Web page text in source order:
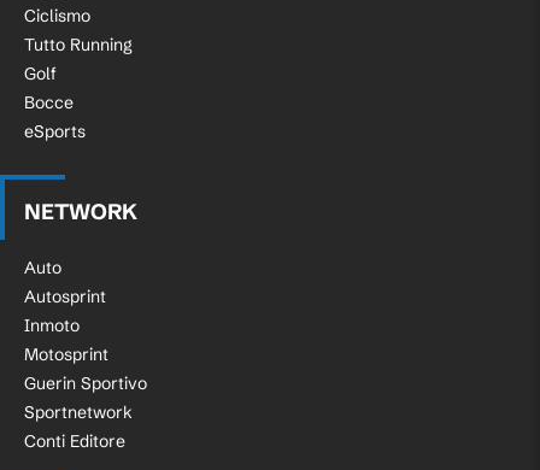
Ciclismo
Tutto Running
Golf
Bocce
eSports
NETWORK
Auto
Autosprint
Inmoto
Motosprint
Guerin Sportivo
Sportnetwork
Conti Editore